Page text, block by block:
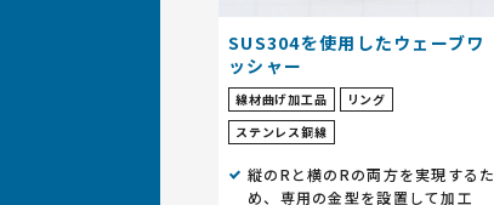
SUS304を使用したウェーブワ
ッシャー
線材曲げ加工品
リング
ステンレス鋼線
縦のRと横のRの両方を実現するた
め、専用の金型を設置して加工